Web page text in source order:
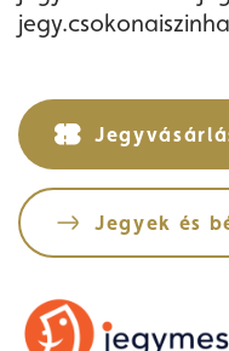
Jegyek és